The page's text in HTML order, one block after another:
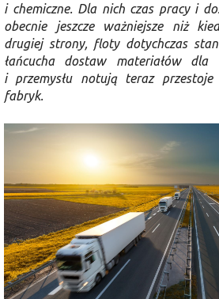
i chemiczne. Dla nich czas pracy i
obecnie jeszcze ważniejsze niż
drugiej strony, floty dotychczas
łańcucha dostaw materiałów dla
i przemysłu notują teraz
fabryk.